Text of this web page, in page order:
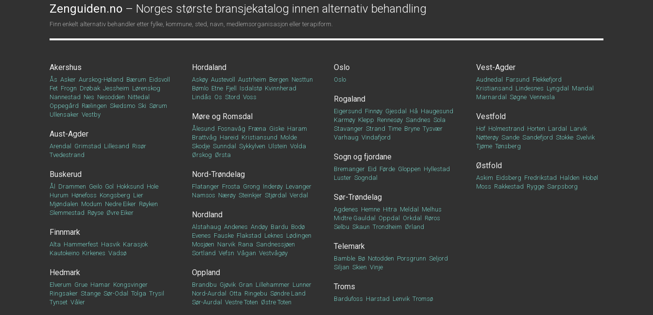
Zenguiden.no – Norges største bransjekatalog innen alternativ behandling
Finn enkelt alternativ behandler etter fylke, kommune, sted, navn, medlemsorganisasjon eller terapiform.
Akershus
Ås Asker Aurskog-Høland Bærum Eidsvoll
Fet Frogn Drøbak Jessheim Lørenskog
Nannestad Nes Nesodden Nittedal
Oppegård Rælingen Skedsmo Ski Sørum
Ullensaker Vestby
Aust-Agder
Arendal Grimstad Lillesand Risør
Tvedestrand
Buskerud
Ål Drammen Geilo Gol Hokksund Hole
Hurum Hønefoss Kongsberg Lier
Mjøndalen Modum Nedre Eiker Røyken
Slemmestad Røyse Øvre Eiker
Finnmark
Alta Hammerfest Hasvik Karasjok
Kautokeino Kirkenes Vadsø
Hedmark
Elverum Grue Hamar Kongsvinger
Ringsaker Stange Sør-Odal Tolga Trysil
Tynset Våler
Hordaland
Askøy Austevoll Austrheim Bergen Nesttun
Bømlo Etne Fjell Isdalstø Kvinnherad
Lindås Os Stord Voss
Møre og Romsdal
Ålesund Fosnavåg Fræna Giske Haram
Brattvåg Hareid Kristiansund Molde
Skodje Sunndal Sykkylven Ulstein Volda
Ørskog Ørsta
Nord-Trøndelag
Flatanger Frosta Grong Inderøy Levanger
Namsos Nærøy Steinkjer Stjørdal Verdal
Nordland
Alstahaug Andenes Andøy Bardu Bodø
Evenes Fauske Flakstad Leknes Lødingen
Mosjøen Narvik Rana Sandnessjøen
Sortland Vefsn Vågan Vestvågøy
Oppland
Brandbu Gjøvik Gran Lillehammer Lunner
Nord-Aurdal
Otta Ringebu Søndre Land
Sør-Aurdal
Vestre Toten Østre Toten
Oslo
Oslo
Rogaland
Eigersund Finnøy Gjesdal Hå Haugesund
Karmøy Klepp Rennesøy Sandnes Sola
Stavanger Strand Time Bryne Tysvær
Varhaug Vindafjord
Sogn og fjordane
Bremanger Eid Førde Gloppen Hyllestad
Luster Sogndal
Sør-Trøndelag
Agdenes Hemne Hitra Meldal
Melhus
Midtre Gauldal
Oppdal Orkdal
Røros
Selbu Skaun Trondheim Ørland
Telemark
Bamble Bø Notodden Porsgrunn Seljord
Siljan Skien Vinje
Troms
Bardufoss Harstad Lenvik Tromsø
Vest-Agder
Audnedal Farsund Flekkefjord
Kristiansand Lindesnes Lyngdal
Mandal
Marnardal
Søgne Vennesla
Vestfold
Hof Holmestrand Horten Lardal
Larvik
Nøtterøy Sande Sandefjord Stokke Svelvik
Tjøme Tønsberg
Østfold
Askim Eidsberg Fredrikstad Halden Hobøl
Moss Rakkestad Rygge Sarpsborg